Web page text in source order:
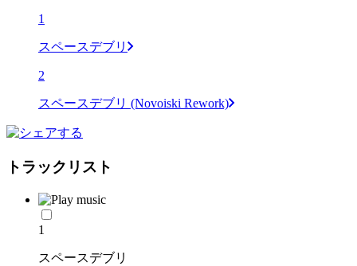
1
スペースデブリ
2
スペースデブリ (Novoiski Rework)
トラックリスト
1
スペースデブリ